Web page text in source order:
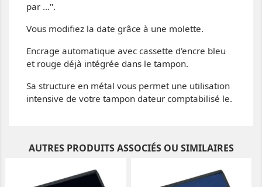
par ...".
Vous modifiez la date grâce à une molette.
Encrage automatique avec cassette d'encre bleu
et rouge déjà intégrée dans le tampon.
Sa structure en métal vous permet une utilisation
intensive de votre tampon dateur comptabilisé le.
AUTRES PRODUITS ASSOCIÉS OU SIMILAIRES